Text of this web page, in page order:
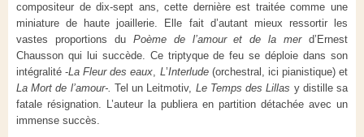
compositeur de dix-sept ans, cette dernière est traitée comme une
miniature de haute joaillerie. Elle fait d’autant mieux ressortir les
vastes proportions du Poème de l’amour et de la merd’Ernest
Chausson qui lui succède. Ce triptyque de feu se déploie dans son
intégralité -La Fleur des eaux, L’Interlude(orchestral, ici pianistique) et
La Mort de l’amour-. Tel un Leitmotiv, Le Temps des Lillas y distille sa
fatale résignation. L’auteur la publiera en partition détachée avec un
immense succès.